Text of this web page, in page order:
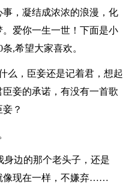
，凝结成浓浓的浪漫，化
爱你一生一世！下面是小
,希望大家喜欢。
么，臣妾还是记着君，想起
妾的承诺，有没有一首歌
？
边的那个老头子，还是
像现在一样，不嫌弃……